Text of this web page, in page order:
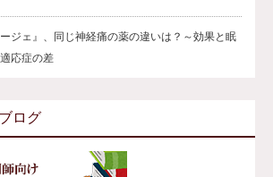
ージェ』、同じ神経痛の薬の違いは？～効果と眠
応症の差
ログ